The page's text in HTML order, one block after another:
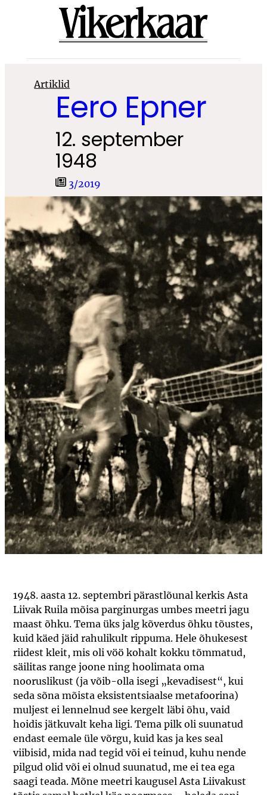
Artiklid
Eero Epner
12. september
1948
3/2019
1948. aasta 12. septembri pärastlõunal kerkis Asta
Liivak Ruila mõisa parginurgas umbes meetri jagu
maast õhku. Tema üks jalg kõverdus õhku tõustes,
kuid käed jäid rahulikult rippuma. Hele õhukesest
riidest kleit, mis oli vöö kohalt kokku tõmmatud,
säilitas range joone ning hoolimata oma
nooruslikust (ja võib-olla isegi „kevadisest“, kui
seda sõna mõista eksistentsiaalse metafoorina)
muljest ei lennelnud see kergelt läbi õhu, vaid
hoidis jätkuvalt keha ligi. Tema pilk oli suunatud
endast eemale üle võrgu, kuid kas ja kes seal
viibisid, mida nad tegid või ei teinud, kuhu nende
pilgud olid või ei olnud suunatud, me ei tea ega
saagi teada. Mõne meetri kaugusel Asta Liivakust